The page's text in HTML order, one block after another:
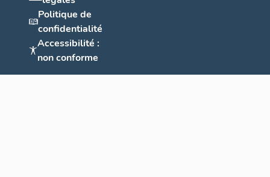
Politique de
confidentialité
Accessibilité :
non conforme